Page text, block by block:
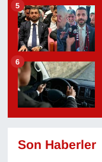
5
6
Son Haberler